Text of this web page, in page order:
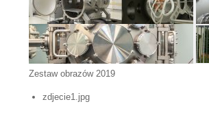
Zestaw obrazów 2019
zdjecie1.jpg